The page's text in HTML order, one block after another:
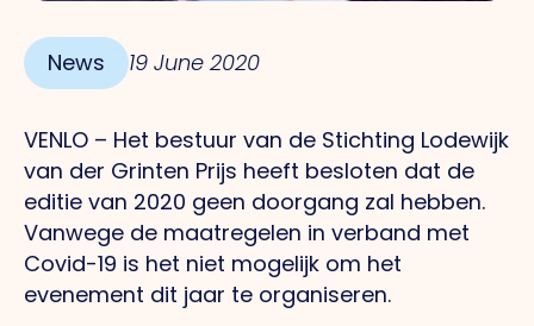
News 19 June 2020
VENLO – Het bestuur van de Stichting Lodewijk
van der Grinten Prijs heeft besloten dat de
editie van 2020 geen doorgang zal hebben.
Vanwege de maatregelen in verband met
Covid-19 is het niet mogelijk om het
evenement dit jaar te organiseren.